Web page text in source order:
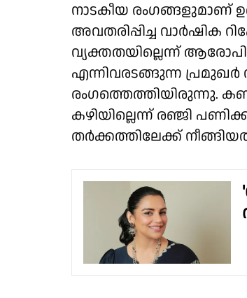
നാടകീയ രംഗങ്ങളുമാണ്
അവതരിപ്പിച്ച വാർഷിക
വ്യക്തതയില്ലെന്ന്
എന്നിവരടങ്ങുന്ന പ്രമുഖർ
രംഗത്തെത്തിയിരുന്നു.
കഴിയില്ലെന്ന് രഞ്ജി
തർക്കത്തിലേക്ക്